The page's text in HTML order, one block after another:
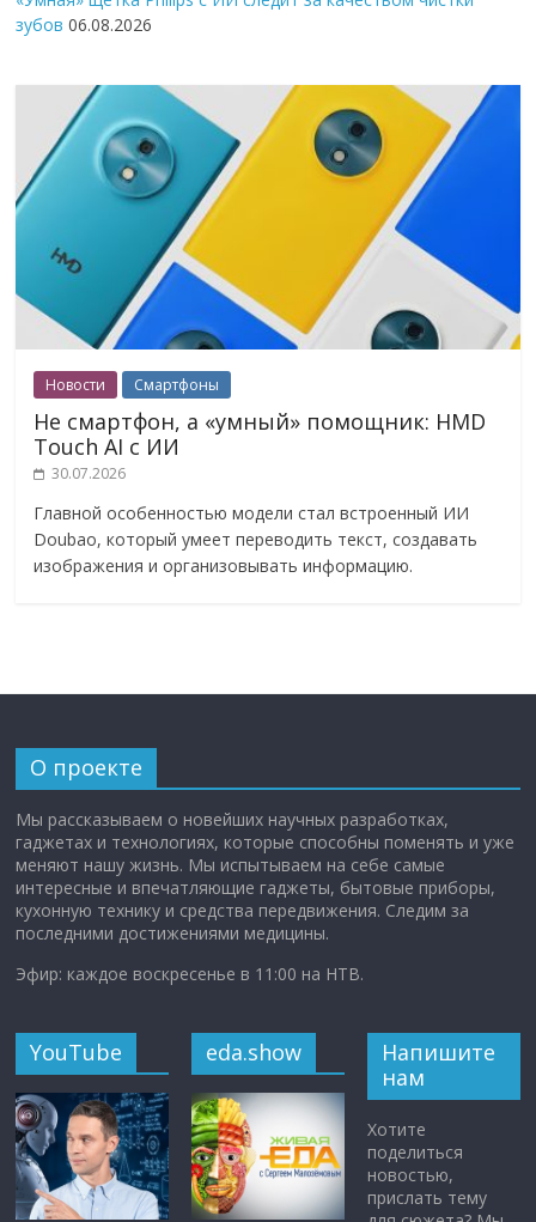
зубов 06.08.2026
Новости Смартфоны
Не смартфон, а «умный» помощник: HMD
Touch AI с ИИ
30.07.2026
Главной особенностью модели стал встроенный ИИ
Doubao, который умеет переводить текст, создавать
изображения и организовывать информацию.
О проекте
Мы рассказываем о новейших научных разработках,
гаджетах и технологиях, которые способны поменять и уже
меняют нашу жизнь. Мы испытываем на себе самые
интересные и впечатляющие гаджеты, бытовые приборы,
кухонную технику и средства передвижения. Следим за
последними достижениями медицины.
Эфир: каждое воскресенье в 11:00 на НТВ.
YouTube eda.show
Напишите
нам
Хотите
поделиться
новостью,
прислать тему